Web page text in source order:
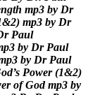
ngth mp3 by Dr
&2) mp3 by Dr
r Paul
p3 by Dr Paul
p3 by Dr Paul
od’s Power (1&2)
er of God mp3 by